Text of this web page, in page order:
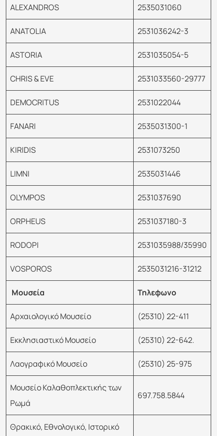
ALEXANDROS 2535031060
ANATOLIA 2531036242-3
ASTORIA 2531035054-5
CHRIS & EVE 2531033560-29777
DEMOCRITUS 2531022044
FANARI 2535031300-1
KΙRIDIS 2531073250
LIMNI 2535031446
OLYMPOS 2531037690
ORPHEUS 2531037180-3
RODOPI 2531035988/35990
VOSPOROS 2535031216-31212
Μουσεία Τηλεφωνο
Αρχαιολογικό Μουσείο (25310) 22-411
Εκκλησιαστικό Μουσείο (25310) 22-642.
Λαογραφικό Μουσείο (25310) 25-975
Μουσείο Καλαθοπλεκτικής των
Ρωμά
697.758.5844
Θρακικό, Εθνολογικό, Ιστορικό